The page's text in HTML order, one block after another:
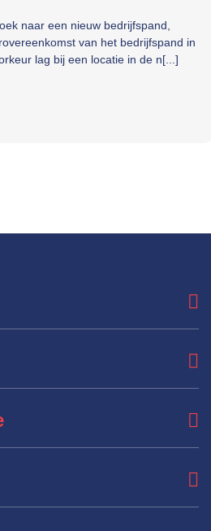
naar een nieuw bedrijfspand,
van het bedrijfspand in
lag bij een locatie in de n[...]